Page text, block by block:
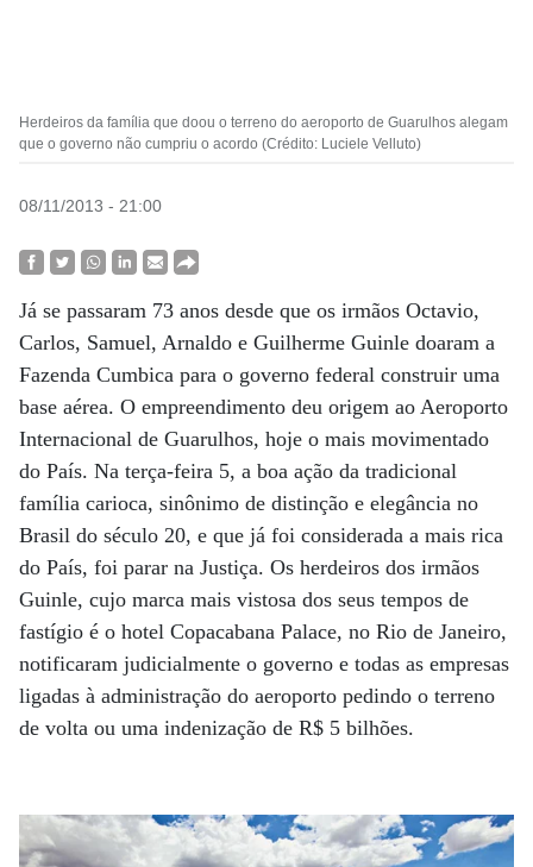
Herdeiros da família que doou o terreno do aeroporto de Guarulhos alegam
que o governo não cumpriu o acordo (Crédito: Luciele Velluto)
08/11/2013 - 21:00
Já se passaram 73 anos desde que os irmãos Octavio,
Carlos, Samuel, Arnaldo e Guilherme Guinle doaram a
Fazenda Cumbica para o governo federal construir uma
base aérea. O empreendimento deu origem ao Aeroporto
Internacional de Guarulhos, hoje o mais movimentado
do País. Na terça-feira 5, a boa ação da tradicional
família carioca, sinônimo de distinção e elegância no
Brasil do século 20, e que já foi considerada a mais rica
do País, foi parar na Justiça. Os herdeiros dos irmãos
Guinle, cujo marca mais vistosa dos seus tempos de
fastígio é o hotel Copacabana Palace, no Rio de Janeiro,
notificaram judicialmente o governo e todas as empresas
ligadas à administração do aeroporto pedindo o terreno
de volta ou uma indenização de R$ 5 bilhões.